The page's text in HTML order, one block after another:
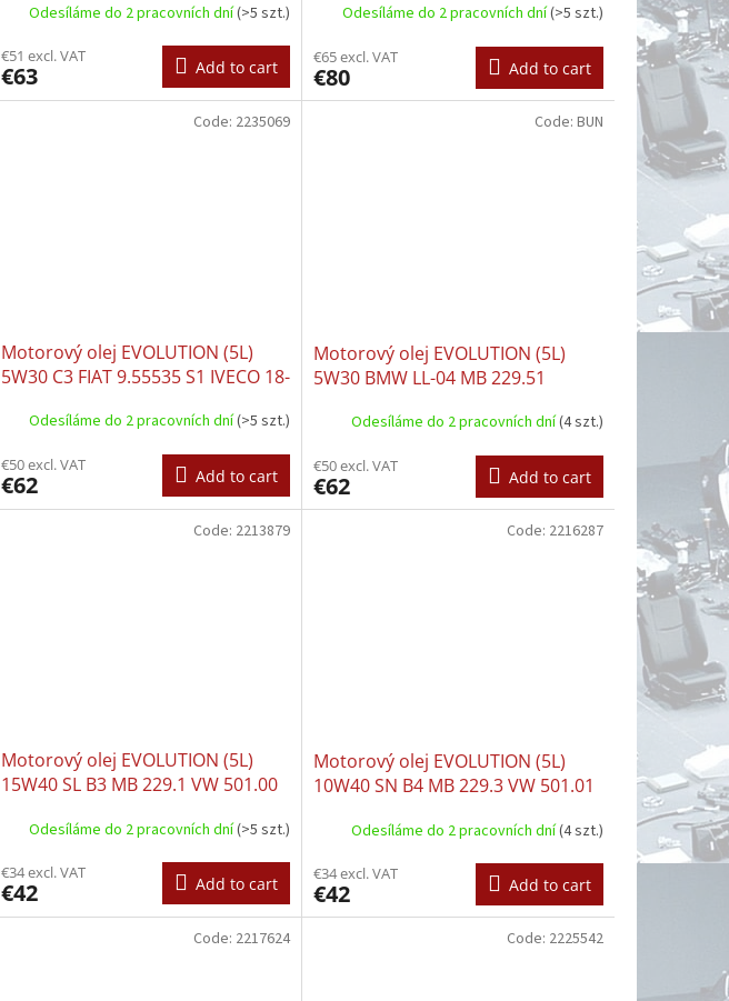
505.01
Odesíláme do 2 pracovních dní(>5 szt.)
€51 excl. VAT
€63 Add to cart
Odesíláme do 2 pracovních dní(>5 szt.)
€65 excl. VAT
€80 Add to cart
Motorový olej EVOLUTION (5L)
5W30 C3 FIAT 9.55535 S1 IVECO 18-
229.51 MB 229.52 PSA B71 2290
RENAULT RN 0700 RENAULT RN
0710 RENAULT RN 17 TOYO
Odesíláme do 2 pracovních dní(>5 szt.)
€50 excl. VAT
€62 Add to cart
Code: 2235069
Motorový olej EVOLUTION (5L)
5W30 BMW LL-04 MB 229.51
507.00Odesíláme do 2 pracovních dní(4 szt.)
€50 excl. VAT
€62 Add to cart
Code: BUN
Motorový olej EVOLUTION (5L)
15W40 SL B3 MB 229.1 VW 501.00
Odesíláme do 2 pracovních dní(>5 szt.)
€34 excl. VAT
€42 Add to cart
Code: 2213879
Motorový olej EVOLUTION (5L)
10W40 SN B4 MB 229.3 VW 501.01
Odesíláme do 2 pracovních dní(4 szt.)
€34 excl. VAT
€42 Add to cart
Code: 2216287
Code: 2217624 Code: 2225542